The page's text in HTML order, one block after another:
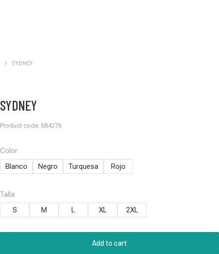
Estás aquí:
SYDNEY
SYDNEY
Product code: MI4276
Color
Blanco
Negro Turquesa Rojo
Talla
S
M L XL 2XL
Add to cart